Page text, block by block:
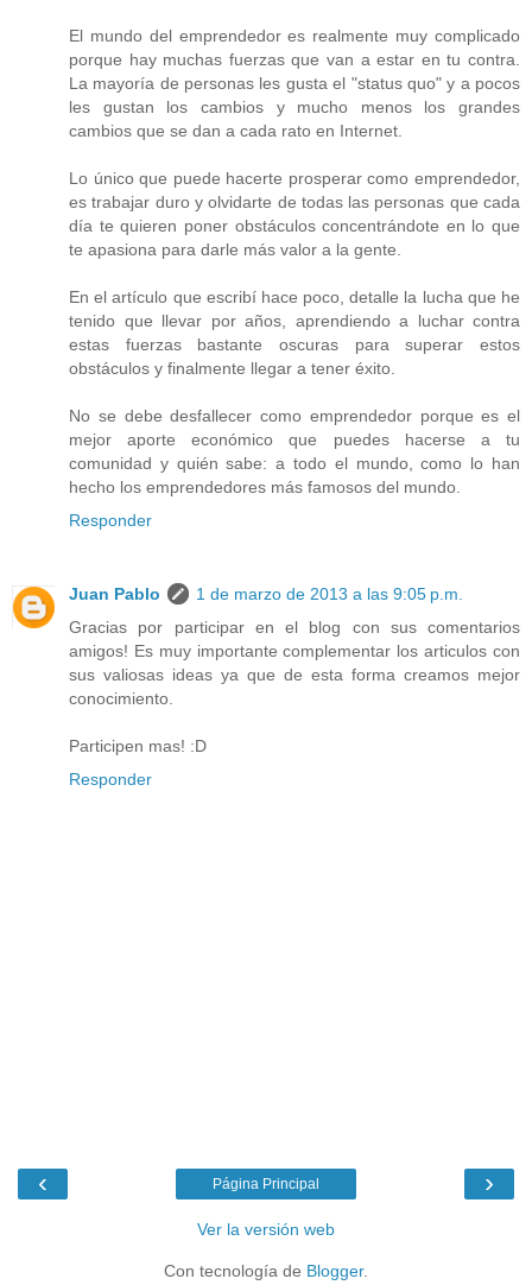
El mundo del emprendedor es realmente muy complicado
porque hay muchas fuerzas que van a estar en tu contra.
La mayoría de personas les gusta el "status quo" y a pocos
les gustan los cambios y mucho menos los grandes
cambios que se dan a cada rato en Internet.
Lo único que puede hacerte prosperar como emprendedor,
es trabajar duro y olvidarte de todas las personas que cada
día te quieren poner obstáculos concentrándote en lo que
te apasiona para darle más valor a la gente.
En el artículo que escribí hace poco, detalle la lucha que he
tenido que llevar por años, aprendiendo a luchar contra
estas fuerzas bastante oscuras para superar estos
obstáculos y finalmente llegar a tener éxito.
No se debe desfallecer como emprendedor porque es el
mejor aporte económico que puedes hacerse a tu
comunidad y quién sabe: a todo el mundo, como lo han
hecho los emprendedores más famosos del mundo.
Responder
Juan Pablo
1 de marzo de 2013 a las 9:05 p.m.
Gracias por participar en el blog con sus comentarios
amigos! Es muy importante complementar los articulos con
sus valiosas ideas ya que de esta forma creamos mejor
conocimiento.
Participen mas! :D
Responder
‹ ›
Página Principal
Ver la versión web
Con tecnología de Blogger.